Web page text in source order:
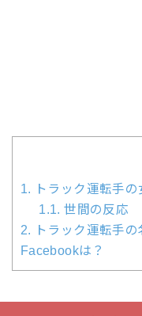
1. トラック運転手
1.1. 世間の反応
2. トラック運転手
Facebookは？